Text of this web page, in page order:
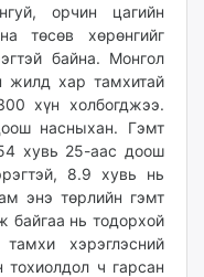
орчин цагийн
төсөв хөрөнгийг
байна. Монгол
жилд хар тамхитай
хүн холбогджээ.
насныхан. Гэмт
хувь 25-аас доош
8.9 хувь нь
энэ төрлийн гэмт
байгаа нь тодорхой
хэрэглэсний
тохиолдол ч гарсан